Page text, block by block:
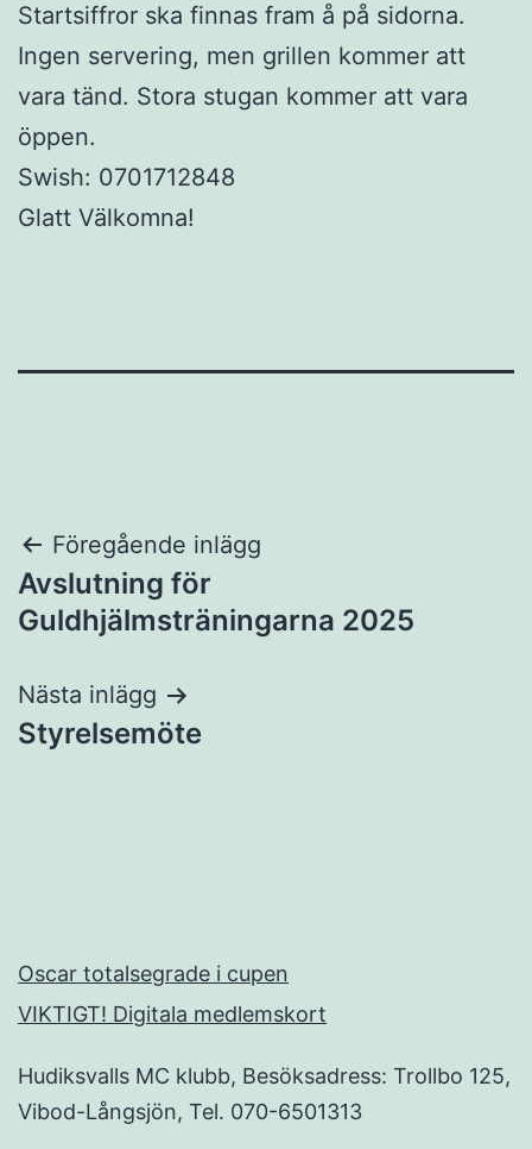
Startsiffror ska finnas fram å på sidorna.
Ingen servering, men grillen kommer att
vara tänd. Stora stugan kommer att vara
öppen.
Swish: 0701712848
Glatt Välkomna!
Inläggsnavigering
Föregående inlägg
Avslutning för
Guldhjälmsträningarna 2025
Nästa inlägg
Styrelsemöte
Oscar totalsegrade i cupen
VIKTIGT! Digitala medlemskort
Hudiksvalls MC klubb, Besöksadress: Trollbo 125,
Vibod-Långsjön, Tel. 070-6501313